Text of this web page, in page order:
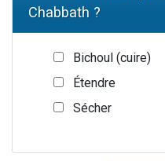
Chabbath ?
Bichoul (cuire)
Étendre
Sécher